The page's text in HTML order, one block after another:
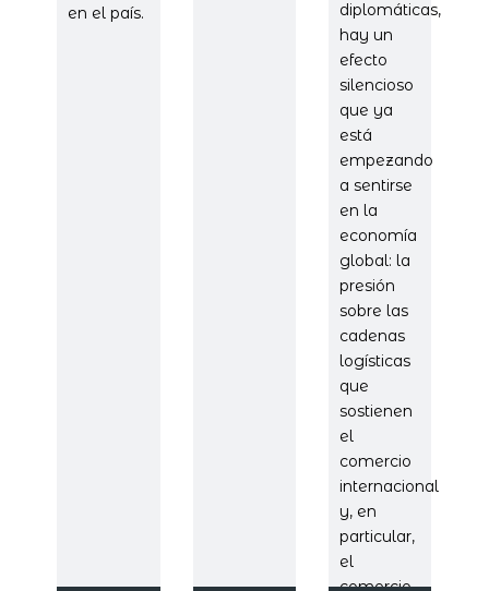
en el país.
diplomáticas,
hay un
efecto
silencioso
que ya
está
empezando
a sentirse
en la
economía
global: la
presión
sobre las
cadenas
logísticas
que
sostienen
el
comercio
internacional
y, en
particular,
el
comercio